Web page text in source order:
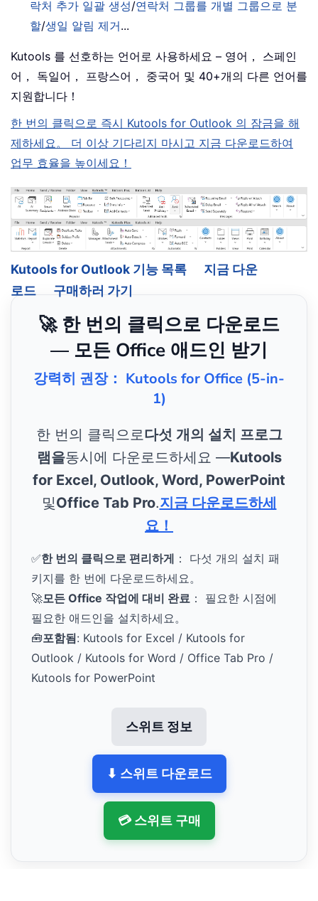
락처 추가 일괄 생성/연락처 그룹를 개별 그룹으로 분
할/생일 알림 제거...
Kutools 를 선호하는 언어로 사용하세요 – 영어， 스페인
어， 독일어， 프랑스어， 중국어 및 40+개의 다른 언어를
지원합니다！
한 번의 클릭으로 즉시 Kutools for Outlook 의 잠금을 해
제하세요。 더 이상 기다리지 마시고 지금 다운로드하여
업무 효율을 높이세요！
Kutools for Outlook 기능 목록
지금 다운
로드
구매하러 가기
🚀 한 번의 클릭으로 다운로드
— 모든 Office 애드인 받기
강력히 권장： Kutools for Office (5-in-
1)
한 번의 클릭으로다섯 개의 설치 프로그
램을동시에 다운로드하세요 —Kutools
for Excel, Outlook, Word, PowerPoint
및Office Tab Pro.지금 다운로드하세
요！
✅한 번의 클릭으로 편리하게 ： 다섯 개의 설치 패
키지를 한 번에 다운로드하세요。
🚀모든 Office 작업에 대비 완료 ： 필요한 시점에
필요한 애드인을 설치하세요。
🧰포함됨: Kutools for Excel / Kutools for
Outlook / Kutools for Word / Office Tab Pro /
Kutools for PowerPoint
스위트 정보
⬇ 스위트 다운로드
💳 스위트 구매